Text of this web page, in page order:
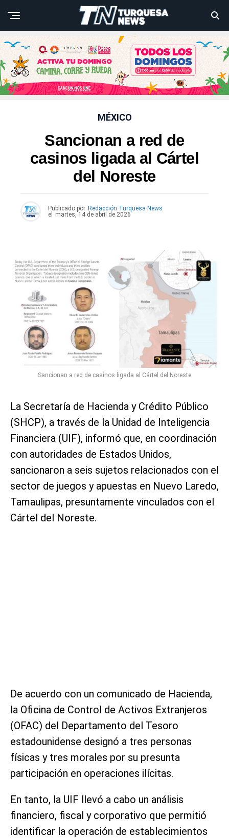
MÉXICO
Sancionan a red de
casinos ligada al Cártel
del Noreste
Publicado por Redacción Turquesa News
el
martes, 14 de abril de 2026
Sancionan a red de casinos ligada al Cártel del Noreste
La Secretaría de Hacienda y Crédito Público
(SHCP), a través de la Unidad de Inteligencia
Financiera (UIF), informó que, en coordinación
con autoridades de Estados Unidos,
sancionaron a seis sujetos relacionados con el
sector de juegos y apuestas en Nuevo Laredo,
Tamaulipas, presuntamente vinculados con el
Cártel del Noreste.
De acuerdo con un comunicado de Hacienda,
la Oficina de Control de Activos Extranjeros
(OFAC) del Departamento del Tesoro
estadounidense designó a tres personas
físicas y tres morales por su presunta
participación en operaciones ilícitas.
En tanto, la UIF llevó a cabo un análisis
financiero, fiscal y corporativo que permitió
identificar la operación de establecimientos